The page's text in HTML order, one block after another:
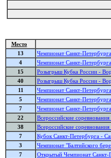
Место
13
Чемпионат Санкт-
4
Чемпионат Санкт-
15
Розыгрыш Кубка России -
40
Розыгрыш Кубка России -
11
Чемпионат Санкт-
5
Чемпионат Санкт-
7
Чемпионат Санкт-
22
Всероссийские
38
Всероссийские
7
Кубок Санкт-Петербурга -
3
Чемпионат "Балтийского
7
Открытый Чемпионат Санкт-